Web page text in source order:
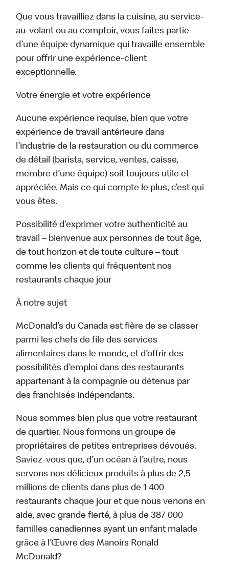
Que vous travailliez dans la cuisine, au service-
au-volant ou au comptoir, vous faites partie
d’une équipe dynamique qui travaille ensemble
pour offrir une expérience-client
exceptionnelle.
Votre énergie et votre expérience
Aucune expérience requise, bien que votre
expérience de travail antérieure dans
l’industrie de la restauration ou du commerce
de détail (barista, service, ventes, caisse,
membre d’une équipe) soit toujours utile et
appréciée. Mais ce qui compte le plus, c’est qui
vous êtes.
Possibilité d’exprimer votre authenticité au
travail – bienvenue aux personnes de tout âge,
de tout horizon et de toute culture – tout
comme les clients qui fréquentent nos
restaurants chaque jour
À notre sujet
McDonald’s du Canada est fière de se classer
parmi les chefs de file des services
alimentaires dans le monde, et d’offrir des
possibilités d’emploi dans des restaurants
appartenant à la compagnie ou détenus par
des franchisés indépendants.
Nous sommes bien plus que votre restaurant
de quartier. Nous formons un groupe de
propriétaires de petites entreprises dévoués.
Saviez-vous que, d’un océan à l’autre, nous
servons nos délicieux produits à plus de 2,5
millions de clients dans plus de 1 400
restaurants chaque jour et que nous venons en
aide, avec grande fierté, à plus de 387 000
familles canadiennes ayant un enfant malade
grâce à l’Œuvre des Manoirs Ronald
McDonald?